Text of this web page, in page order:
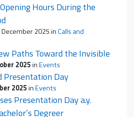
Hours During the
December 2025inCalls and
Paths Toward the Invisible
2025inEvents
Presentation Day
2025inEvents
Presentation Day a.y.
Degreer